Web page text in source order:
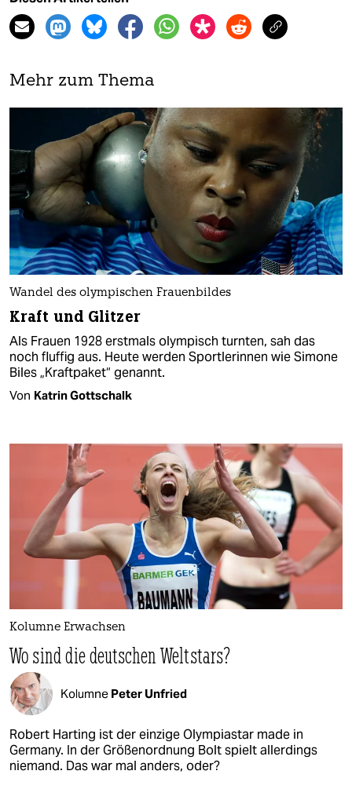
Mehr zum Thema
Wandel des olympischen Frauenbildes
Kraft und Glitzer
Als Frauen 1928 erstmals olympisch turnten, sah das
noch fluffig aus. Heute werden Sportlerinnen wie Simone
Biles „Kraftpaket“ genannt.
Von Katrin Gottschalk
Kolumne Erwachsen
Wo sind die deutschen Weltstars?
Kolumne Peter Unfried
Robert Harting ist der einzige Olympiastar made in
Germany. In der Größenordnung Bolt spielt allerdings
niemand. Das war mal anders, oder?